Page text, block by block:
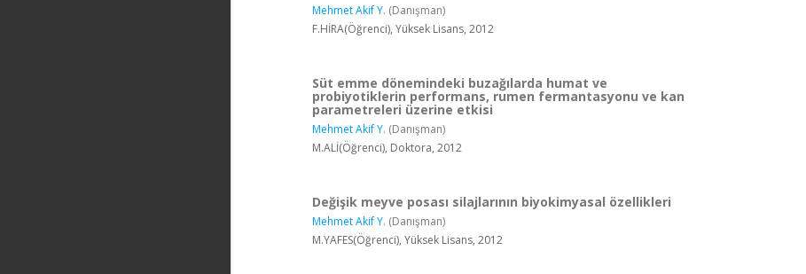
Mehmet Akif Y. (Danışman)
F.HİRA(Öğrenci), Yüksek Lisans, 2012
Süt emme dönemindeki buzağılarda humat ve
probiyotiklerin performans, rumen fermantasyonu ve kan
parametreleri üzerine etkisi
Mehmet Akif Y. (Danışman)
M.ALİ(Öğrenci), Doktora, 2012
Değişik meyve posası silajlarının biyokimyasal özellikleri
Mehmet Akif Y. (Danışman)
M.YAFES(Öğrenci), Yüksek Lisans, 2012